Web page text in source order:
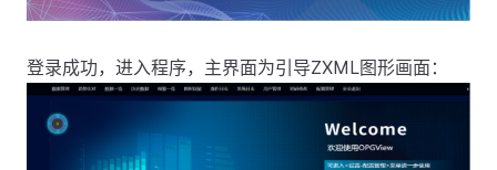
登录成功，进入程序，主界面为引导ZXML图形画面：